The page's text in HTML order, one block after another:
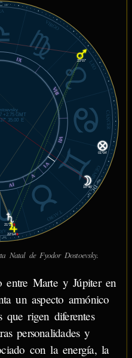
08°
DC
54'
19'
14°
TAURO
GÉMINIS
CÁNCER
LEO
VIRGO
IV
V
VI
VII
VIII
IX
10°46'
23°07'
22°14'℞
21°21'℞
01°04'
+2.75 GMT
35.00' E
Natal de Fyodor Dostoevsky.
Marte y Júpiter en
un aspecto armónico
que rigen diferentes
personalidades y
con la energía, la